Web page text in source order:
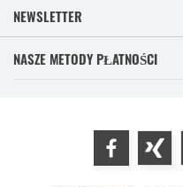
NEWSLETTER
NASZE METODY PŁATNOŚCI